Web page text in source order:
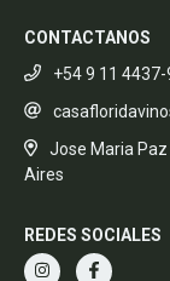
CONTACTANOS
+54 9 11
Jose Maria
Aires
REDES SOCIALES